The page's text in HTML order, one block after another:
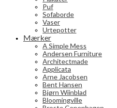
Puf
Sofaborde
Vaser
Urtepotter
Mærker
A Simple Mess
Andersen Furniture
Architectmade
Applicata
Arne Jacobsen
Bent Hansen
Bjørn Wiinblad
Bloomingville